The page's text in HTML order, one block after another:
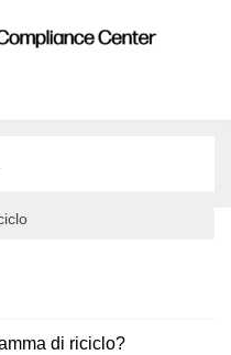
di riciclo?